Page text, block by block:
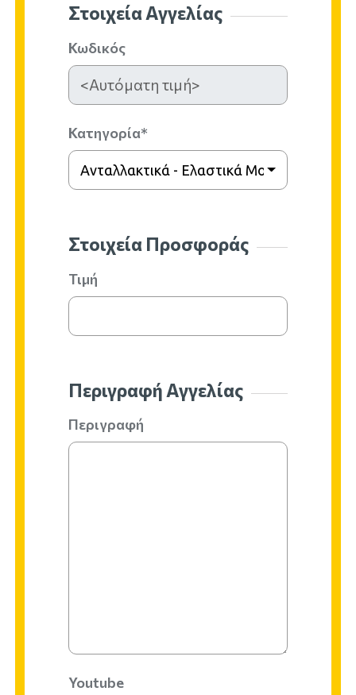
Στοιχεία Αγγελίας
Κωδικός
Κατηγορία*
Ανταλλακτικά - Ελαστικά Μοτοσυκλετών
Στοιχεία Προσφοράς
Τιμή
Περιγραφή Αγγελίας
Περιγραφή
Youtube